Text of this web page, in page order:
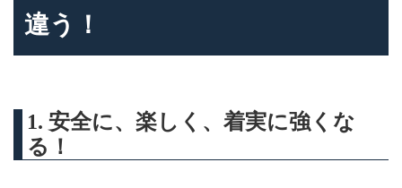
違う！
1. 安全に、楽しく、着実に強くな
る！